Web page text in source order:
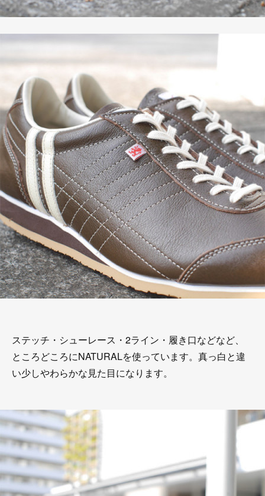
ステッチ・シューレース・2ライン・履き口などなど、
ところどころにNATURALを使っています。真っ白と違
い少しやわらかな見た目になります。